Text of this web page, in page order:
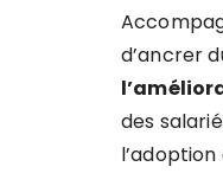
d’ancrer
des